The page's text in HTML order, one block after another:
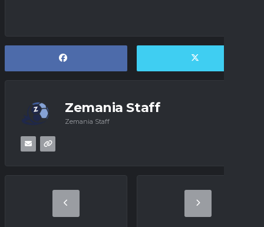
Zemania Staff
Zemania Staff